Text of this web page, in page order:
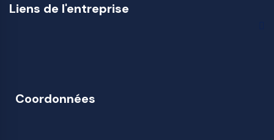
Liens de l'entreprise
Coordonnées